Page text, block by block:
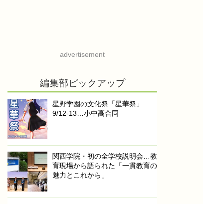
advertisement
編集部ピックアップ
星野学園の文化祭「星華祭」
9/12-13…小中高合同
関西学院・初の全学校説明会…教
育現場から語られた「一貫教育の
魅力とこれから」